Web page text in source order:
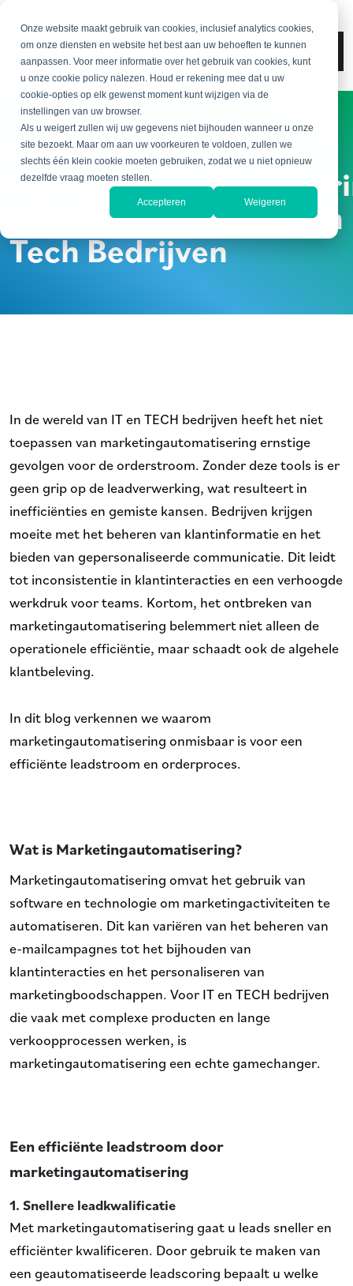
Onze website maakt gebruik van cookies, inclusief analytics cookies,
om onze diensten en website het best aan uw behoeften te kunnen
aanpassen. Voor meer informatie over het gebruik van cookies, kunt
u onze cookie policy nalezen. Houd er rekening mee dat u uw
cookie-opties op elk gewenst moment kunt wijzigen via de
instellingen van uw browser.
Als u weigert zullen wij uw gegevens niet bijhouden wanneer u onze
site bezoekt. Maar om aan uw voorkeuren te voldoen, zullen we
slechts één klein cookie moeten gebruiken, zodat we u niet opnieuw
dezelfde vraag moeten stellen.
Accepteren Weigeren
Waarom
Essentieel is voor IT en
Tech Bedrijven
In de wereld van IT en TECH bedrijven heeft het niet
toepassen van marketingautomatisering ernstige
gevolgen voor de orderstroom. Zonder deze tools is er
geen grip op de leadverwerking, wat resulteert in
inefficiënties en gemiste kansen. Bedrijven krijgen
moeite met het beheren van klantinformatie en het
bieden van gepersonaliseerde communicatie. Dit leidt
tot inconsistentie in klantinteracties en een verhoogde
werkdruk voor teams. Kortom, het ontbreken van
marketingautomatisering belemmert niet alleen de
operationele efficiëntie, maar schaadt ook de algehele
klantbeleving.
In dit blog verkennen we waarom
marketingautomatisering onmisbaar is voor een
efficiënte leadstroom en orderproces.
Wat is Marketingautomatisering?
Marketingautomatisering omvat het gebruik van
software en technologie om marketingactiviteiten te
automatiseren. Dit kan variëren van het beheren van
e-mailcampagnes tot het bijhouden van
klantinteracties en het personaliseren van
marketingboodschappen. Voor IT en TECH bedrijven
die vaak met complexe producten en lange
verkoopprocessen werken, is
marketingautomatisering een echte gamechanger.
Een efficiënte leadstroom door
marketingautomatisering
1. Snellere leadkwalificatie
Met marketingautomatisering gaat u leads sneller en
efficiënter kwalificeren. Door gebruik te maken van
een geautomatiseerde leadscoring bepaalt u welke